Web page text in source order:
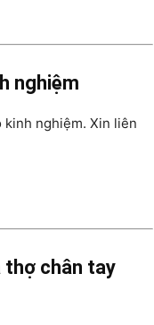
Việt
nghiệm
kinh nghiệm. Xin liên
thợ chân tay